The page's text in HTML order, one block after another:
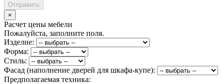
Отправить
×
Расчет цены мебели
Пожалуйста, заполните поля.
Изделие:
Форма:
Стиль:
Фасад (наполнение дверей для шкафа-купе):
Предполагаемая техника: